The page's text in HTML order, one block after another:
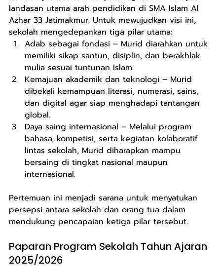
landasan utama arah pendidikan di SMA Islam Al
Azhar 33 Jatimakmur. Untuk mewujudkan visi ini,
sekolah mengedepankan tiga pilar utama:
Adab sebagai fondasi – Murid diarahkan untuk
memiliki sikap santun, disiplin, dan berakhlak
mulia sesuai tuntunan Islam.
Kemajuan akademik dan teknologi – Murid
dibekali kemampuan literasi, numerasi, sains,
dan digital agar siap menghadapi tantangan
global.
Daya saing internasional – Melalui program
bahasa, kompetisi, serta kegiatan kolaboratif
lintas sekolah, Murid diharapkan mampu
bersaing di tingkat nasional maupun
internasional.
Pertemuan ini menjadi sarana untuk menyatukan
persepsi antara sekolah dan orang tua dalam
mendukung pencapaian ketiga pilar tersebut.
Paparan Program Sekolah Tahun Ajaran
2025/2026